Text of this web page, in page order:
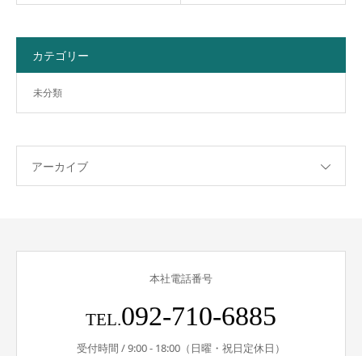
カテゴリー
未分類
アーカイブ
本社電話番号
TEL.092-710-6885
受付時間 / 9:00 - 18:00（日曜・祝日定休日）